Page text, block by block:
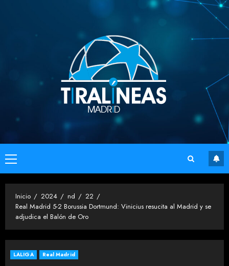
Menú
principal
Inicio 2024 nd
22
Real Madrid 5-2 Borussia Dortmund: Vinicius resucita al Madrid y se
adjudica el Balón de Oro
LALIGA Real Madrid